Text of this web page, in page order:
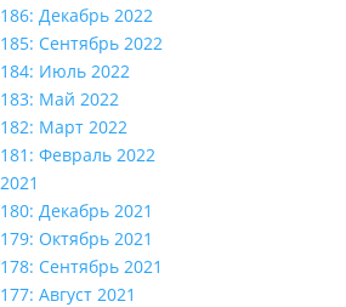
186: Декабрь 2022
185: Сентябрь 2022
184: Июль 2022
183: Май 2022
182: Март 2022
181: Февраль 2022
2021
180: Декабрь 2021
179: Октябрь 2021
178: Сентябрь 2021
177: Август 2021